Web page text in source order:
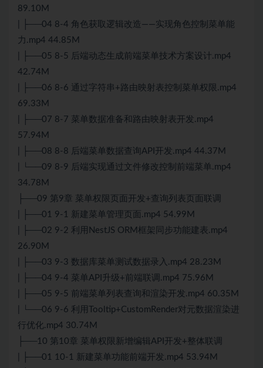
89.10M
| ├──04 8-4 角色获取逻辑改造——实现角色控制菜单能
力.mp4 44.85M
| ├──05 8-5 后端动态生成前端菜单技术方案设计.mp4
42.74M
| ├──06 8-6 通过字符串+路由映射表控制菜单权限.mp4
69.33M
| ├──07 8-7 菜单数据准备和路由映射表开发.mp4
57.94M
| ├──08 8-8 后端菜单数据查询API开发.mp4 44.37M
| └──09 8-9 后端实现通过文件修改控制前端菜单.mp4
34.78M
├──09 第9章 菜单权限页面开发+查询列表页面联调
| ├──01 9-1 新建菜单管理页面.mp4 54.99M
| ├──02 9-2 利用NestJS ORM框架同步功能建表.mp4
26.90M
| ├──03 9-3 数据库菜单测试数据录入.mp4 28.23M
| ├──04 9-4 菜单API升级+前端联调.mp4 75.96M
| ├──05 9-5 前端菜单列表查询和渲染开发.mp4 60.35M
| └──06 9-6 利用Tooltip+CustomRender对元数据渲染进
行优化.mp4 30.74M
├──10 第10章 菜单权限新增编辑API开发+整体联调
| ├──01 10-1 新建菜单功能前端开发.mp4 53.94M